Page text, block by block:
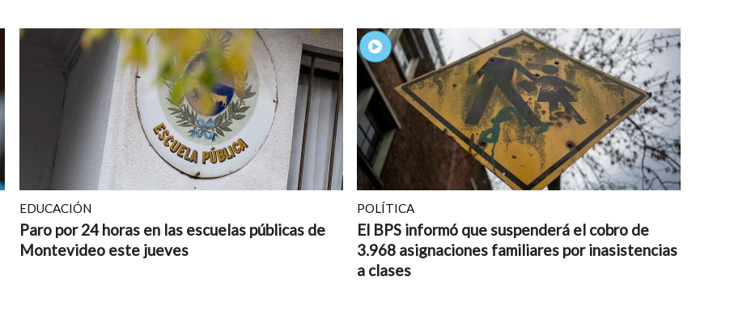
EDUCACIÓN
Paro por 24 horas en las escuelas públicas de
Montevideo este jueves
POLÍTICA
El BPS informó que suspenderá el cobro de
3.968 asignaciones familiares por inasistencias
a clases